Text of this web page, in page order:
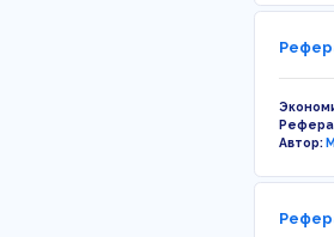
Автор: